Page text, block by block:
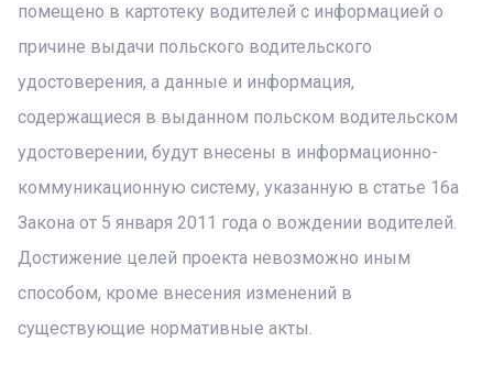
помещено в картотеку водителей с информацией о
причине выдачи польского водительского
удостоверения, а данные и информация,
содержащиеся в выданном польском водительском
удостоверении, будут внесены в информационно-
коммуникационную систему, указанную в статье 16a
Закона от 5 января 2011 года о вождении водителей.
Достижение целей проекта невозможно иным
способом, кроме внесения изменений в
существующие нормативные акты.